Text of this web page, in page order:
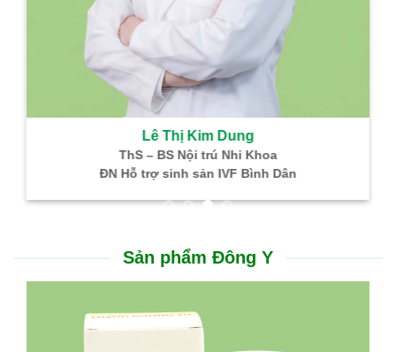
Lê Thị Kim Dung
ThS – BS Nội trú Nhi Khoa
ĐN Hỗ trợ sinh sản IVF Bình Dân
Sản phẩm Đông Y